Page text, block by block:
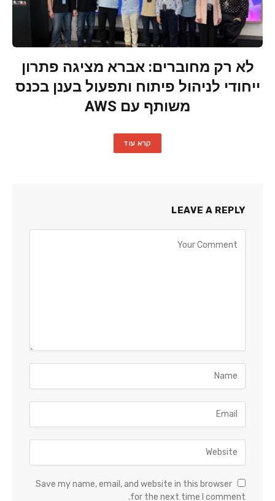
לא רק מחוברים: אברא מציגה פתרון
ייחודי לניהול פיתוח ותפעול בענן בכנס
משותף עם AWS
קרא עוד
LEAVE A REPLY
Save my name, email, and website in this browser
for the next time I comment.